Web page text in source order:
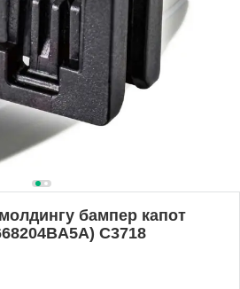
бампер капот
C3718